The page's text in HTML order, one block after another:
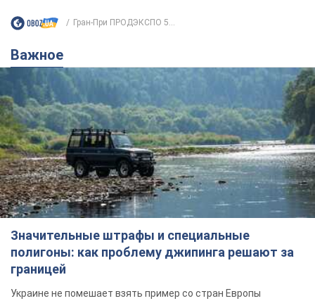
Гран-При ПРОДЭКСПО 5...
Важное
Значительные штрафы и специальные
полигоны: как проблему джипинга решают за
границей
Украине не помешает взять пример со стран Европы